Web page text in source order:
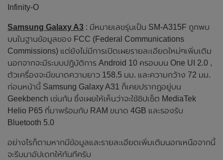
Infinity-O
Samsung Galaxy A3 : มีหมายเลขรุ่นเป็น SM-A315F ถูกพบ
บนในฐานข้อมูลของ FCC (Federal Communications
Commissions) แต่ยังไม่มีการเปิดเผยรายละเอียดใหม่ๆเพิ่มเติม
นอกจากจะมีระบบปฏิบัติการ Android 10 ครอบบน One UI 2.0 ,
ตัวเครื่องจะมีขนาดความยาว 158.5 มม. และความกว้าง 72 มม.
ก่อนหน้านี้ Samsung Galaxy A31 ก็เคยปรากฏอยู่บน
Geekbench เช่นกัน ซึ่งเผยให้เห็นว่าจะใช้ชิปเซ็ต MediaTek
Helio P65 ที่มาพร้อมกับ RAM ขนาด 4GB และรองรับ
Bluetooth 5.0
อย่างไรก็ตามหากมีข้อมูลและรายละเอียดเพิ่มเติมนอกเหนือจากนี้
จะรีบมาอัปเดทให้ทันทีครับ